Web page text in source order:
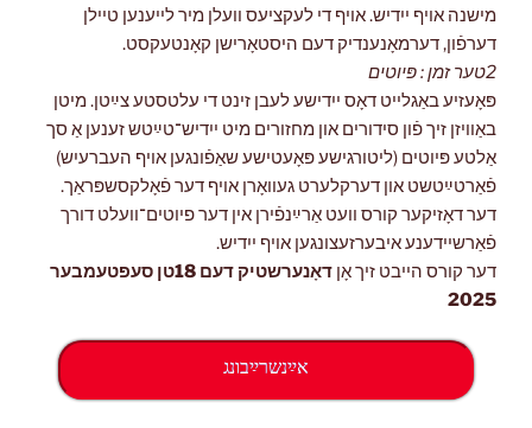
מישנה אויף ייִדיש. אויף די לעקציעס וועלן מיר לייענען טיילן
דערפֿון, דערמאָנענדיק דעם היסטאָרישן קאָנטעקסט.
2טער זמן : פּיוטים
פּאָעזיע באַגלייט דאָס ייִדישע לעבן זינט די עלטסטע צײַטן. מיטן
באַוויזן זיך פֿון סידורים און מחזורים מיט ייִדיש־טײַטש זענען אַ סך
אַלטע פּיוטים (ליטורגישע פּאָעטישע שאַפֿונגען אויף העברעיִש)
פֿאַרטײַטשט און דערקלערט געוואָרן אויף דער פֿאָלקסשפּראַך.
דער דאָזיקער קורס וועט אַרײַנפֿירן אין דער פיוטים־וועלט דורך
פֿאַרשיידענע איבערזעצונגען אויף ייִדיש.
דער קורס הייבט זיך אָן דאָנערשטיק
דעם 18טן סעפּטעמבער
2025
אײַנשרײַבונג